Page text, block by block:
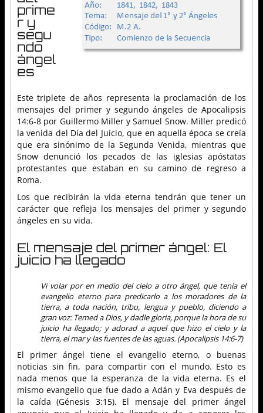
prime
r y
segu
ndo
ángel
es
Este triplete de años representa la proclamación de los
mensajes del primer y segundo ángeles de Apocalipsis
14:6-8 por Guillermo Miller y Samuel Snow. Miller predicó
la venida del Día del Juicio, que en aquella época se creía
que era sinónimo de la Segunda Venida, mientras que
Snow denunció los pecados de las iglesias apóstatas
protestantes que estaban en su camino de regreso a
Roma.
Los que recibirán la vida eterna tendrán que tener un
carácter que refleja los mensajes del primer y segundo
ángeles en su vida.
El mensaje del primer ángel: El
juicio ha llegado
Vi volar por en medio del cielo a otro ángel, que tenía el
evangelio eterno para predicarlo a los moradores de la
tierra, a toda nación, tribu, lengua y pueblo, diciendo a
gran voz: Temed a Dios, y dadle gloria, porque la hora de su
juicio ha llegado; y adorad a aquel que hizo el cielo y la
tierra, el mar y las fuentes de las aguas. (Apocalipsis 14:6-7)
El primer ángel tiene el evangelio eterno, o buenas
noticias sin fin, para compartir con el mundo. Esto es
nada menos que la esperanza de la vida eterna. Es el
mismo evangelio que fue dado a Adán y Eva después de
la caída (Génesis 3:15). El mensaje del primer ángel